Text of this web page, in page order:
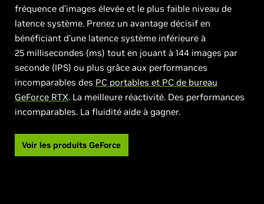
fréquence d’images élevée et le plus faible niveau de
latence système. Prenez un avantage décisif en
bénéficiant d’une latence système inférieure à
25 millisecondes (ms) tout en jouant à 144 images par
seconde (IPS) ou plus grâce aux performances
incomparables des PC portables et PC de bureau
GeForce RTX. La meilleure réactivité. Des performances
incomparables. La fluidité aide à gagner.
Voir les produits GeForce